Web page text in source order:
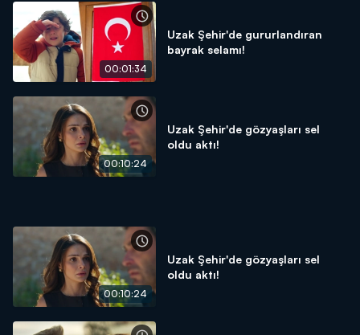
00:01:34
Uzak Şehir'de gururlandıran
bayrak selamı!
00:10:24
Uzak Şehir'de gözyaşları sel
oldu aktı!
00:10:24
Uzak Şehir'de gözyaşları sel
oldu aktı!